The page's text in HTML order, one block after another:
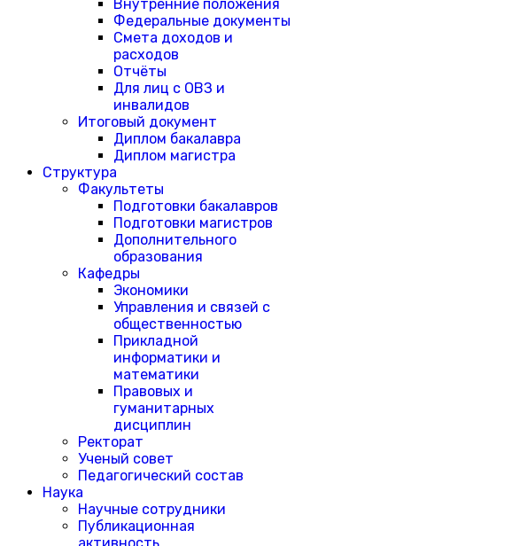
Внутренние положения
Федеральные документы
Смета доходов и
расходов
Отчёты
Для лиц с ОВЗ и
инвалидов
Итоговый документ
Диплом бакалавра
Диплом магистра
Структура
Факультеты
Подготовки бакалавров
Подготовки магистров
Дополнительного
образования
Кафедры
Экономики
Управления и связей с
общественностью
Прикладной
информатики и
математики
Правовых и
гуманитарных
дисциплин
Ректорат
Ученый совет
Педагогический состав
Наука
Научные сотрудники
Публикационная